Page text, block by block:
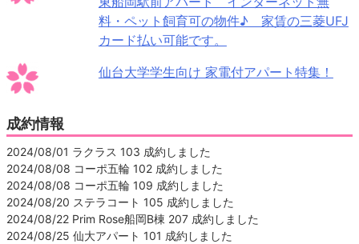
料・ペット飼育可の物件♪ 家賃の三菱UFJ
カード払い可能です。
仙台大学学生向け 家電付アパート特集！
成約情報
2024/08/01 ラクラス 103 成約しました
2024/08/08 コーポ五輪 102 成約しました
2024/08/08 コーポ五輪 109 成約しました
2024/08/20 ステラコート 105 成約しました
2024/08/22 Prim Rose船岡B棟 207 成約しました
2024/08/25 仙大アパート 101 成約しました